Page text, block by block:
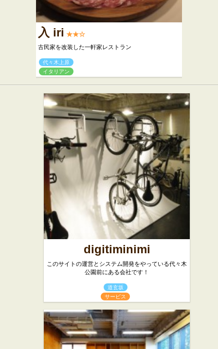
入 iri ★★☆
古民家を改装した一軒家レストラン
代々木上原
イタリアン
digitiminimi
このサイトの運営とシステム開発をやっている代々木
公園前にある会社です！
道玄坂
サービス